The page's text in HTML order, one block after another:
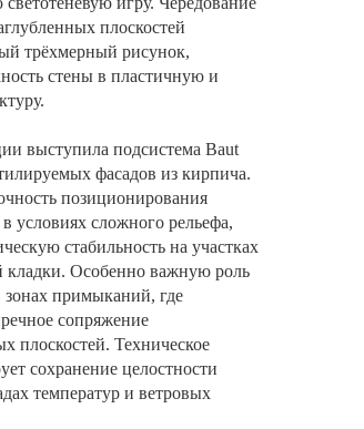
плоскостей
трёхмерный рисунок,
стены в пластичную и
выступила подсистема Baut
фасадов из кирпича.
позиционирования
условиях сложного рельефа,
стабильность на участках
кладки. Особенно важную роль
зонах примыканий, где
сопряжение
плоскостей. Техническое
сохранение целостности
температур и ветровых